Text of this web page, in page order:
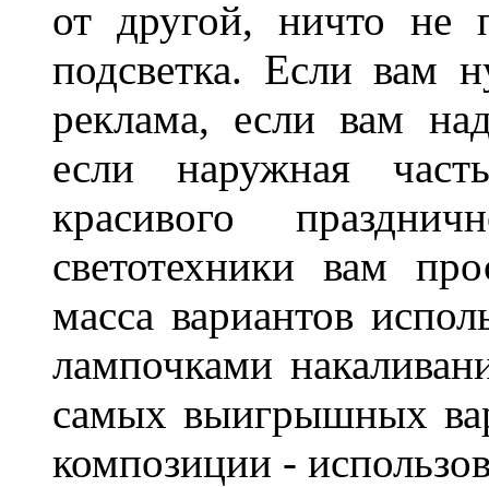
от другой, ничто не
подсветка. Если вам
реклама, если вам
если наружная
красивого
светотехники вам
масса вариантов
лампочками
самых выигрышных
композиции -